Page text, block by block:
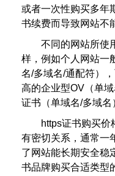
或者一次性购买多年
书续费而导致网站不
不同的网站所使
样，例如个人网站一
名/多域名/通配符）
高的企业型OV（单
证书（单域名/多域名
https证书购买价
有密切关系，通常一
了网站能长期安全稳
书品牌购买合适类型